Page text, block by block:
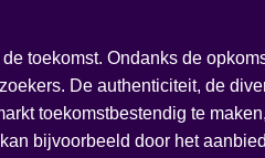
toekomst. Ondanks de
De authenticiteit, de
toekomstbestendig te
bijvoorbeeld door het